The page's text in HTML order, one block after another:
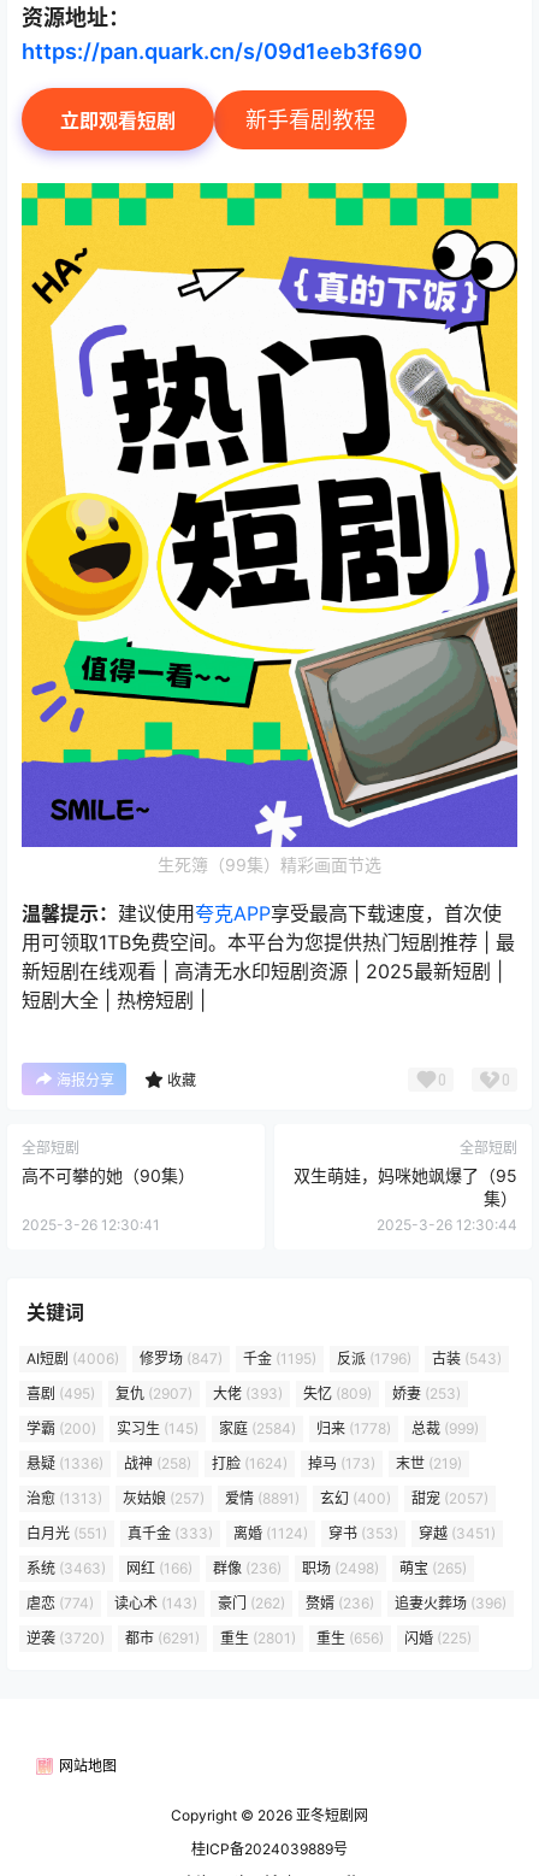
资源地址：
https://pan.quark.cn/s/09d1eeb3f690
立即观看短剧 新手看剧教程
生死簿（99集）精彩画面节选
温馨提示： 建议使用夸克APP享受最高下载速度，首次使
用可领取1TB免费空间。本平台为您提供热门短剧推荐 | 最
新短剧在线观看 | 高清无水印短剧资源 | 2025最新短剧 |
短剧大全 | 热榜短剧 |
海报分享 收藏 0 0
全部短剧
高不可攀的她（90集）
2025-3-26 12:30:41
全部短剧
双生萌娃，妈咪她飒爆了（95
集）
2025-3-26 12:30:44
关键词
AI短剧 (4006) 修罗场 (847) 千金 (1195) 反派 (1796) 古装 (543)
喜剧 (495) 复仇 (2907) 大佬 (393) 失忆 (809) 娇妻 (253)
学霸 (200) 实习生 (145) 家庭 (2584) 归来 (1778) 总裁 (999)
悬疑 (1336) 战神 (258) 打脸 (1624) 掉马 (173) 末世 (219)
治愈 (1313) 灰姑娘 (257) 爱情 (8891) 玄幻 (400) 甜宠 (2057)
白月光 (551) 真千金 (333) 离婚 (1124) 穿书 (353) 穿越 (3451)
系统 (3463) 网红 (166) 群像 (236) 职场 (2498) 萌宝 (265)
虐恋 (774) 读心术 (143) 豪门 (262) 赘婿 (236) 追妻火葬场 (396)
逆袭 (3720) 都市 (6291) 重生 (2801) 重生 (656) 闪婚 (225)
网站地图
Copyright © 2026 亚冬短剧网
桂ICP备2024039889号